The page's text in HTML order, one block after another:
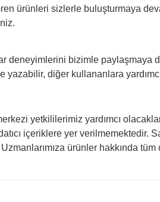
ürünleri sizlerle buluşturmaya
deneyimlerini bizimle paylaşmaya
diğer kullananlara
yetkililerimiz yardımcı
içeriklere yer
ürünler hakkında